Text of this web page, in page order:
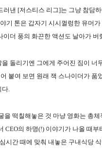
낸 [저스티스 리그]는 그냥 참담
기 톤은 갑자기 시시껄렁한 유머
더 풍의 화끈한 액션도 날아가 버
돌리기엔 그에게 주어진 짐이 너
붙여 보면 원래 잭 스나이더가 품
다.
을 떡칠해놓은 것 마냥 영화는 총
CEO의 하명(!) 이야기가 나올 때부
시간 때에 맞춰 내놓은 구내식당